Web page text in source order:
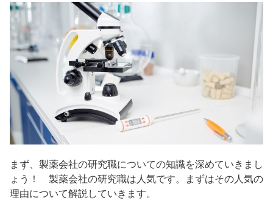
まず、製薬会社の研究職についての知識を深めていきまし
ょう！ 製薬会社の研究職は人気です。まずはその人気の
理由について解説していきます。